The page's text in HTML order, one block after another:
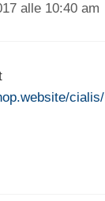
alle 10:40 am
cialis/